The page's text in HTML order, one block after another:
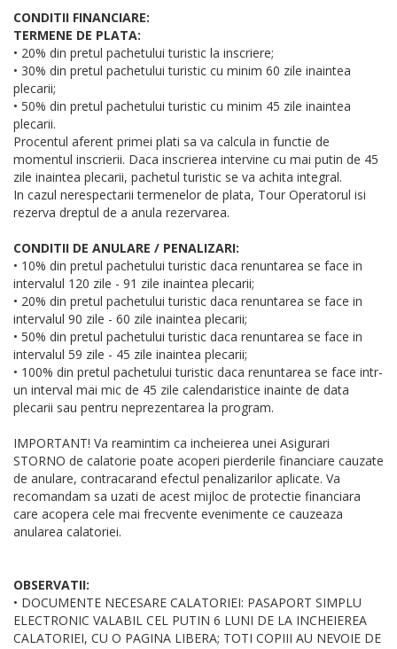
CONDITII FINANCIARE:
TERMENE DE PLATA:
• 20% din pretul pachetului turistic la inscriere;
• 30% din pretul pachetului turistic cu minim 60 zile inaintea
plecarii;
• 50% din pretul pachetului turistic cu minim 45 zile inaintea
plecarii.
Procentul aferent primei plati sa va calcula in functie de
momentul inscrierii. Daca inscrierea intervine cu mai putin de 45
zile inaintea plecarii, pachetul turistic se va achita integral.
In cazul nerespectarii termenelor de plata, Tour Operatorul isi
rezerva dreptul de a anula rezervarea.
CONDITII DE ANULARE / PENALIZARI:
• 10% din pretul pachetului turistic daca renuntarea se face in
intervalul 120 zile - 91 zile inaintea plecarii;
• 20% din pretul pachetului turistic daca renuntarea se face in
intervalul 90 zile - 60 zile inaintea plecarii;
• 50% din pretul pachetului turistic daca renuntarea se face in
intervalul 59 zile - 45 zile inaintea plecarii;
• 100% din pretul pachetului turistic daca renuntarea se face intr-
un interval mai mic de 45 zile calendaristice inainte de data
plecarii sau pentru neprezentarea la program.
IMPORTANT! Va reamintim ca incheierea unei Asigurari
STORNO de calatorie poate acoperi pierderile financiare cauzate
de anulare, contracarand efectul penalizarilor aplicate. Va
recomandam sa uzati de acest mijloc de protectie financiara
care acopera cele mai frecvente evenimente ce cauzeaza
anularea calatoriei.
OBSERVATII:
• DOCUMENTE NECESARE CALATORIEI: PASAPORT SIMPLU
ELECTRONIC VALABIL CEL PUTIN 6 LUNI DE LA INCHEIEREA
CALATORIEI, CU O PAGINA LIBERA; TOTI COPIII AU NEVOIE DE